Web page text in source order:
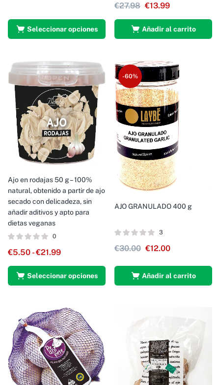
Seleccionar opciones
€27.98 €13.99
Añadir al carrito
Ajo en rodajas 50 g – 100%
natural, obtenido a partir de ajo
secado con delicadeza, sin
añadir aditivos y apto para
dietas veganas
0
€5.50 - €21.99
Seleccionar opciones
-60%
AJO GRANULADO 400 g
3
€30.00 €12.00
Añadir al carrito